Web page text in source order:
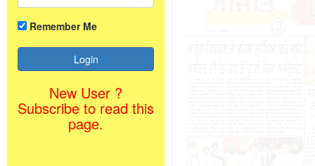
Remember Me
New User ?
Subscribe to read this
page.